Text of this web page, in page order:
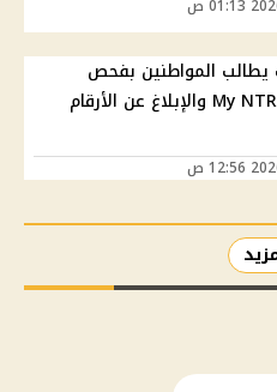
يطالب المواطنين بفحص
خطوطهم عبر My NTRA والإبلاغ عن الأرقام